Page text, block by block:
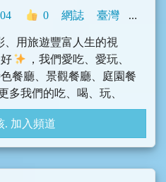
0 網誌 臺灣 旅遊
、用旅遊豐富人生的視
，我們愛吃、愛玩、
餐廳、景觀餐廳、庭園餐
多我們的吃、喝、玩、
i17fun.com/
加入頻道